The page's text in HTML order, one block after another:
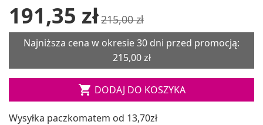
191,35 zł215,00 zł
Najniższa cena w okresie 30 dni przed promocją:
215,00 zł
 DODAJ DO KOSZYKA
Wysyłka paczkomatem od 13,70zł